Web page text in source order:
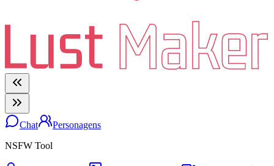
Chat
Personagens
NSFW Tool